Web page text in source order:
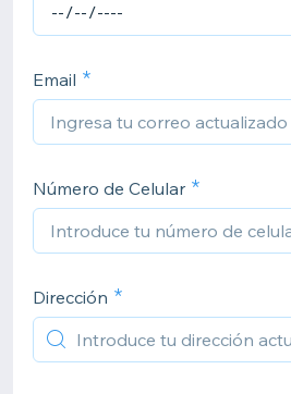
Email
Número de Celular
Dirección